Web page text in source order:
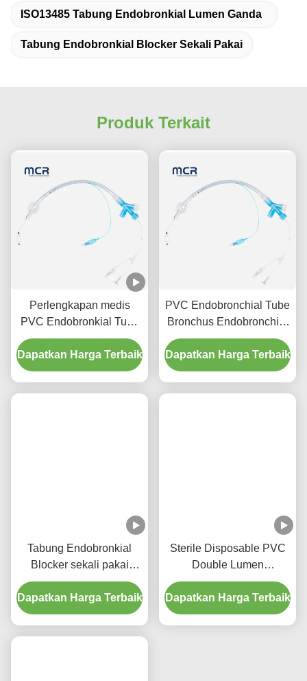
ISO13485 Tabung Endobronkial Lumen Ganda
Tabung Endobronkial Blocker Sekali Pakai
Produk Terkait
Perlengkapan medis
PVC Endobronkial Tube
Blocker sekali pakai
dengan ISO 13485
Dapatkan Harga Terbaik
PVC Endobronchial Tube
Bronchus Endobronchial
Tube Blocker untuk
Rumah Sakit
Dapatkan Harga Terbaik
Tabung Endobronkial
Blocker sekali pakai
dengan Manset Ultra-
Tipis untuk Ventilasi Satu
Paru
Dapatkan Harga Terbaik
Sterile Disposable PVC
Double Lumen
Endobronchial Blocker
Tube for One-Lung
Ventilation with
Dapatkan Harga Terbaik